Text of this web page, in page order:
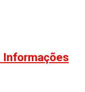
Informações